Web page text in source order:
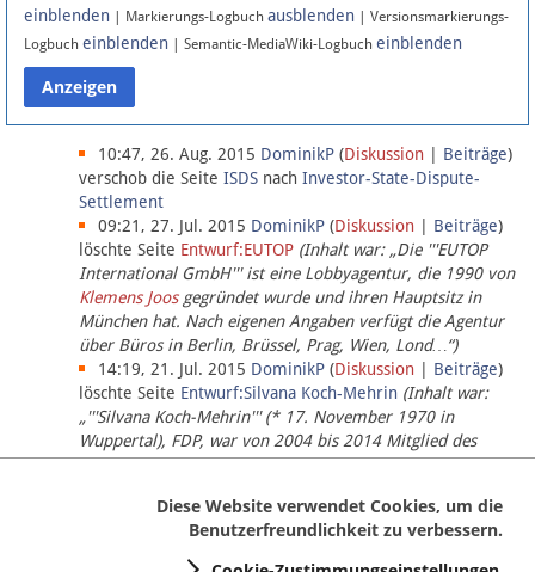
Anmelden
Datenschutz
Über Lobbypedia
Impressum
einblenden | Markierungs-Logbuch ausblenden | Versionsmarkierungs-
Logbuch einblenden | Semantic-MediaWiki-Logbuch einblenden
10:47, 26. Aug. 2015 DominikP (Diskussion Beiträge)
verschob die Seite ISDS nach Investor-State-Dispute-
Settlement
09:21, 27. Jul. 2015 DominikP (Diskussion Beiträge)
löschte Seite Entwurf:EUTOP (Inhalt war: „Die '''EUTOP
International GmbH''' ist eine Lobbyagentur, die 1990 von
Klemens Joosgegründet wurde und ihren Hauptsitz in
München hat. Nach eigenen Angaben verfügt die Agentur
über Büros in Berlin, Brüssel, Prag, Wien, Lond…“)
14:19, 21. Jul. 2015 DominikP (Diskussion Beiträge)
löschte Seite Entwurf:Silvana Koch-Mehrin (Inhalt war:
„'''Silvana Koch-Mehrin''' (* 17. November 1970 in
Wuppertal), FDP, war von 2004 bis 2014 Mitglied des
Europäischen Parlaments, seit November 2014 ist sie für
Diese Website verwendet Cookies, um die
Benutzerfreundlichkeit zu verbessern.